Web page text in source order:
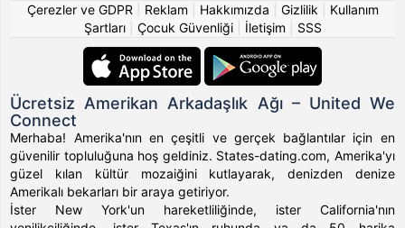
Çerezler ve GDPR
Reklam Hakkımızda Gizlilik
Kullanım
Şartları| Çocuk Güvenliği| İletişim SSS
Ücretsiz Amerikan Arkadaşlık Ağı – United We
Connect
Merhaba! Amerika'nın en çeşitli ve gerçek bağlantılar için en
güvenilir topluluğuna hoş geldiniz. States-dating.com, Amerika'yı
güzel kılan kültür mozaiğini kutlayarak, denizden denize
Amerikalı bekarları bir araya getiriyor.
İster New York'un hareketliliğinde, ister California'nın